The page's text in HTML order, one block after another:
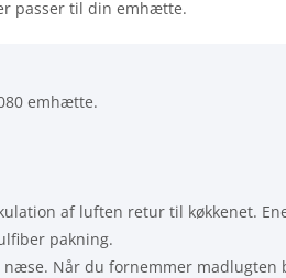
passer til din emhætte.
emhætte.
af luften retur til køkkenet.
pakning.
Når du fornemmer